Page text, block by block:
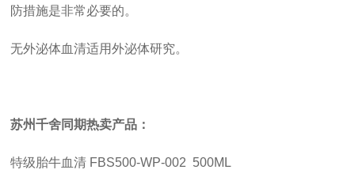
防措施是非常必要的。
无外泌体血清适用外泌体研究。
苏州千舍同期热卖产品：
特级胎牛血清 FBS500-WP-002 500ML